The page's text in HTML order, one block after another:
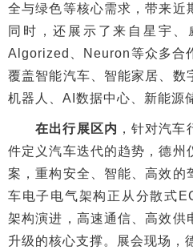
全与绿色等核心需求，带来近
同时，还展示了来自星宇、
Algorized、Neuron等众多合
覆盖智能汽车、智能家居、数
机器人、AI数据中心、新能源
在出行展区内 ，针对汽
件定义汽车迭代的趋势，德州
案，重构安全、智能、高效的
车电子电气架构正从分散式
架构演进，高速通信、高效供
升级的核心支撑。展会现场，